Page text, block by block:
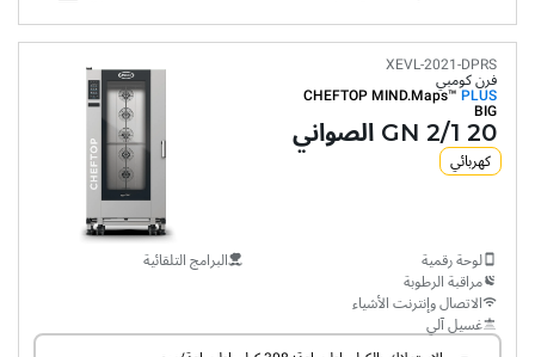
XEVL-2021-DPRS
فرن كومبي
CHEFTOP MIND.Maps™ PLUS
BIG
20 GN 2/1 الصواني
كهربائي
لوحة رقمية
مراقبة الرطوبة
الاتصال وإنترنت الأشياء
غسيل آلي
البرامج التلقائية